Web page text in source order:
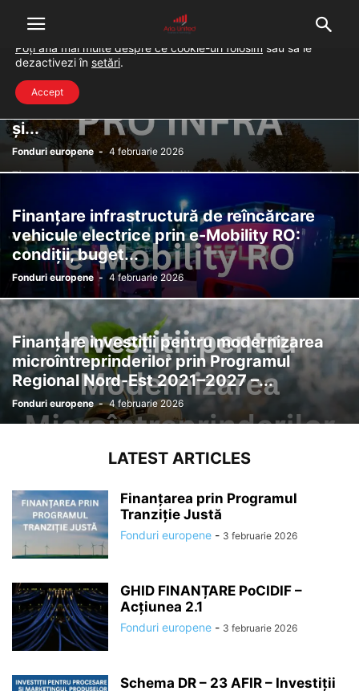
Finanțare producție materiale de
construcții prin PRO INFRA: condiții, buget
și...
Fonduri europene - 4 februarie 2026
Finanțare infrastructură de reîncărcare
vehicule electrice prin e-Mobility RO:
condiții, buget...
Fonduri europene - 4 februarie 2026
Finanțare investiții pentru modernizarea
microîntreprinderilor prin Programul
Regional Nord-Est 2021–2027 –...
Fonduri europene - 4 februarie 2026
LATEST ARTICLES
Finanțarea prin Programul
Tranziție Justă
Fonduri europene - 3 februarie 2026
GHID FINANȚARE PoCIDIF –
Acțiunea 2.1
Fonduri europene - 3 februarie 2026
Schema DR – 23 AFIR – Investiții
Folosim cookie-uri pentru a-ți oferi cea mai bună experiență pe
situl nostru.
Poți afla mai multe despre ce cookie-uri folosim sau să le
dezactivezi în setări.
Accept